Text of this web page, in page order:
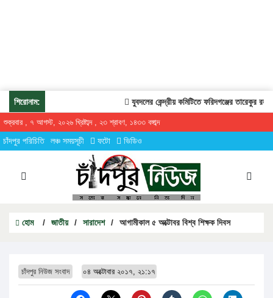
শিরোনাম: যুবদলের কেন্দ্রীয় কমিটিতে ফরিদগঞ্জের তারেকুর রহমান
শুক্রবার , ৭ আগস্ট, ২০২৬ খ্রিষ্টাব্দ , ২৩ শ্রাবণ, ১৪৩৩ বঙ্গাব্দ
চাঁদপুর পরিচিতি লঞ্চ সময়সূচী ফটো ভিডিও
হোম / জাতীয় / সারাদেশ / আগামীকাল ৫ অক্টোবর বিশ্ব শিক্ষক দিবস
চাঁদপুর নিউজ সংবাদ ০৪ অক্টোবার ২০১৭, ২১:১৭